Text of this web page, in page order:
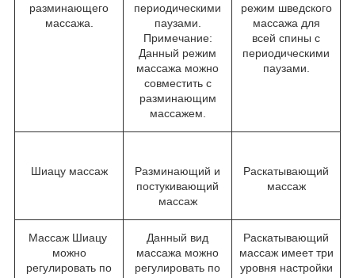
разминающего
массажа.
периодическими
паузами.
Примечание:
Данный режим
массажа можно
совместить с
разминающим
массажем.
режим шведского
массажа для
всей спины с
периодическими
паузами.
Шиацу массаж
Разминающий и
постукивающий
массаж
Раскатывающий
массаж
Массаж Шиацу
можно
регулировать по
Данный вид
массажа можно
регулировать по
Раскатывающий
массаж имеет три
уровня настройки